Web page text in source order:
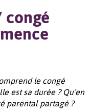
congé
le congé
est sa durée ? Qu’en
parental partagé ?